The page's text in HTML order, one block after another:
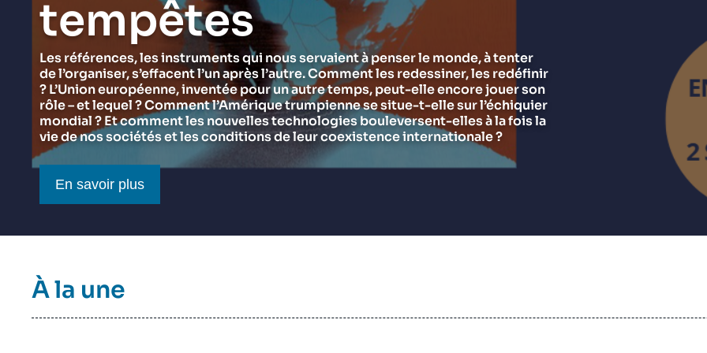
Think tank : notre définition
Partenariats et réseaux
Nous soutenir en tant que professionnel
Chercheurs
Ramses
Politique étrangère
Podcast
Proche-Orient
Intelligence artificielle
Guerre en Ukraine
OTAN
Asie et Indo-Pacifique
Europe
Russie - Eurasie
Afrique du Nord et Moyen-Orient
du Ramses 2027
Jeudi 17 septembre 2026 17:30
tempêtes
Les références, les instruments qui nous servaient à penser le monde, à tenter
de l’organiser, s’effacent l’un après l’autre. Comment les redessiner, les redéfinir
? L’Union européenne, inventée pour un autre temps, peut-elle encore jouer son
rôle – et lequel ? Comment l’Amérique trumpienne se situe-t-elle sur l’échiquier
mondial ? Et comment les nouvelles technologies bouleversent-elles à la fois la
vie de nos sociétés et les conditions de leur coexistence internationale ?
Bouton CTA
En savoir plus
Titre
bloc
À la une